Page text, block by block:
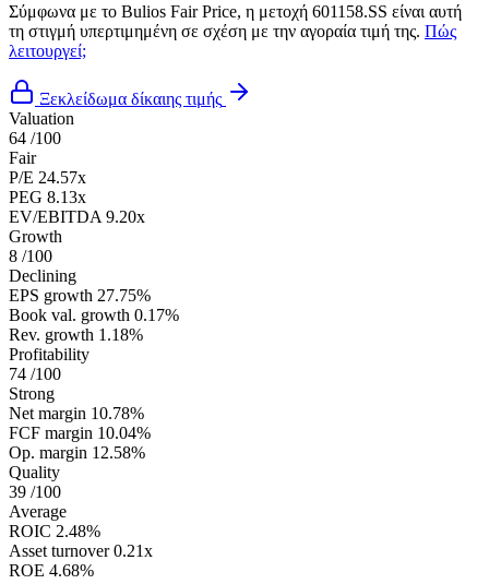
Σύμφωνα με το Bulios Fair Price, η μετοχή 601158.SS είναι αυτή
τη στιγμή υπερτιμημένη σε σχέση με την αγοραία τιμή της. Πώς
λειτουργεί;
Ξεκλείδωμα δίκαιης τιμής
Valuation
64 /100
Fair
P/E 24.57x
PEG 8.13x
EV/EBITDA 9.20x
Growth
8 /100
Declining
EPS growth 27.75%
Book val. growth 0.17%
Rev. growth 1.18%
Profitability
74 /100
Strong
Net margin 10.78%
FCF margin 10.04%
Op. margin 12.58%
Quality
39 /100
Average
ROIC 2.48%
Asset turnover 0.21x
ROE 4.68%